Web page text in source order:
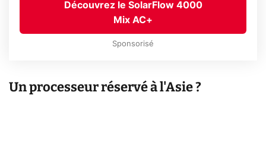
Découvrez le SolarFlow 4000
Mix AC+
Sponsorisé
Un processeur réservé à l'Asie ?